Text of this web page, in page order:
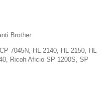
Brother:
7045N, HL 2140, HL 2150, HL
Ricoh Aficio SP 1200S, SP